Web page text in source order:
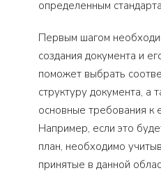
определенным
Первым шагом
создания документа и
поможет выбрать
структуру документа, а
основные требования
Например, если это
план, необходимо
принятые в данной